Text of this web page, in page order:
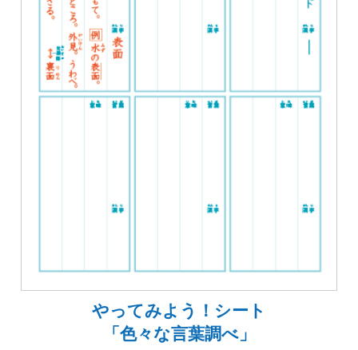
やってみよう！シート
「色々な言葉調べ」